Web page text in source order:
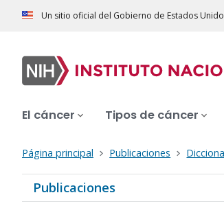
Un sitio oficial del Gobierno de Estados
El cáncer Tipos de cáncer
Página principal Publicaciones
Publicaciones